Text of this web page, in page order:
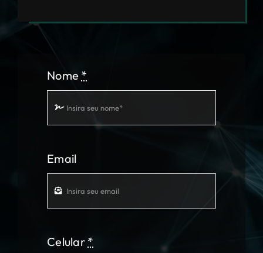
Nome *
Email
Celular *